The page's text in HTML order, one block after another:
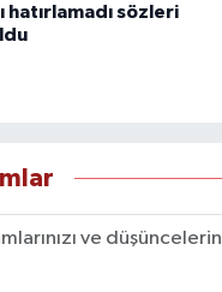
hatırlamadı sözleri